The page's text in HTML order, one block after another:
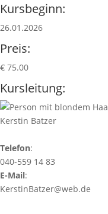
Kursbeginn:
26.01.2026
Preis:
€ 75.00
Kursleitung:
Kerstin Batzer
Telefon:
040-559 14 83
E-Mail:
KerstinBatzer@web.de